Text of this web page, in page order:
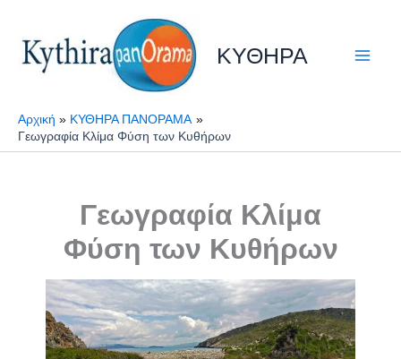
στο
περιεχόμενο
ΚΥΘΗΡΑ
Αρχική
ΚΥΘΗΡΑ ΠΑΝΟΡΑΜΑ
Γεωγραφία Κλίμα Φύση των Κυθήρων
Γεωγραφία Κλίμα
Φύση των Κυθήρων